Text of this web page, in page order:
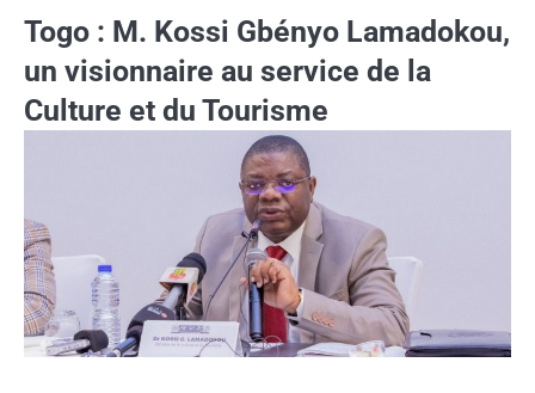
Togo : M. Kossi Gbényo Lamadokou,
un visionnaire au service de la
Culture et du Tourisme